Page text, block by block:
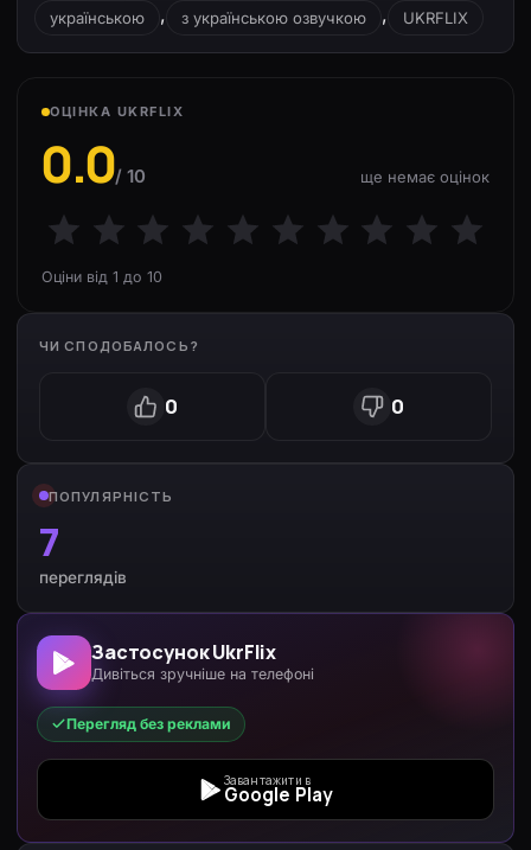
українською , з українською озвучкою , UKRFLIX
ОЦІНКА UKRFLIX
0.0/ 10 ще немає оцінок
Оціни від 1 до 10
ЧИ СПОДОБАЛОСЬ?
0 0
ПОПУЛЯРНІСТЬ
7
переглядів
Застосунок UkrFlix
Дивіться зручніше на телефоні
Перегляд без реклами
Завантажити в
Google Play